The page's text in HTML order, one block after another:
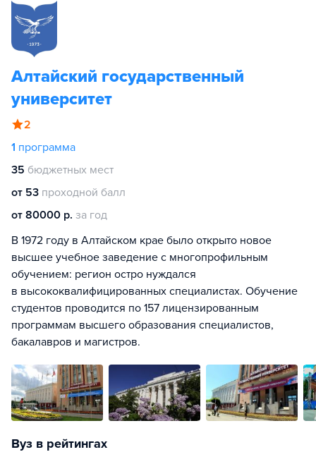
Алтайский государственный
университет
2
1 программа
35 бюджетных мест
от 53 проходной балл
от 80000 р. за год
В 1972 году в Алтайском крае было открыто новое
высшее учебное заведение с многопрофильным
обучением: регион остро нуждался
в высококвалифицированных специалистах. Обучение
студентов проводится по 157 лицензированным
программам высшего образования специалистов,
бакалавров и магистров.
Вуз в рейтингах